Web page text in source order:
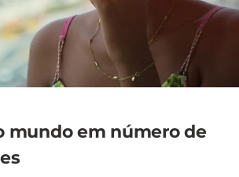
mundo em número de